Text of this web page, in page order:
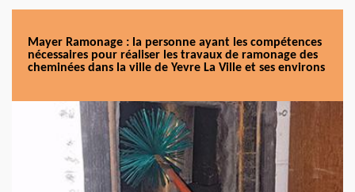
Mayer Ramonage : la personne ayant les compétences
nécessaires pour réaliser les travaux de ramonage des
cheminées dans la ville de Yevre La Ville et ses environs